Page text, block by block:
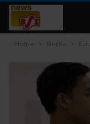
Home Berita